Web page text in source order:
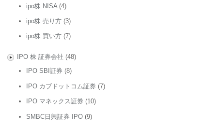
ipo株 NISA (4)
ipo株 売り方 (3)
ipo株 買い方 (7)
IPO 株 証券会社 (48)
IPO SBI証券 (8)
IPO カブドットコム証券 (7)
IPO マネックス証券 (10)
SMBC日興証券 IPO (9)